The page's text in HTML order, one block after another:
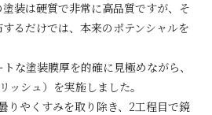
装は硬質で非常に高品質ですが、そ
るだけでは、本来のポテンシャルを
な塗装膜厚を的確に見極めながら、
ッシュ）を実施しました。
りやくすみを取り除き、2工程目で鏡